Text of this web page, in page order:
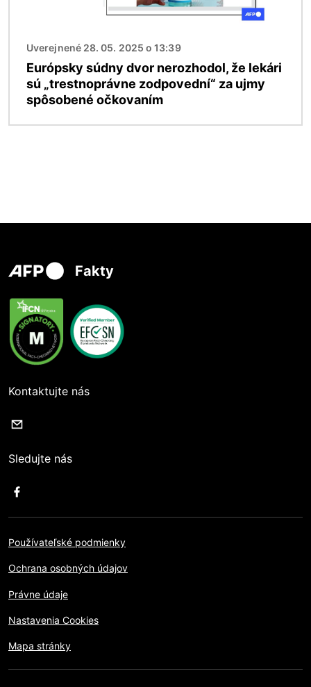
Uverejnené 28. 05. 2025 o 13:39
Európsky súdny dvor nerozhodol, že lekári
sú „trestnoprávne zodpovední“ za ujmy
spôsobené očkovaním
Fakty
Kontaktujte nás
Sledujte nás
Používateľské podmienky
Ochrana osobných údajov
Právne údaje
Nastavenia Cookies
Mapa stránky